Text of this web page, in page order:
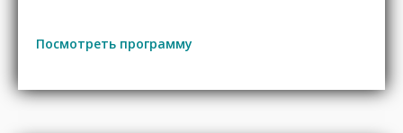
Посмотреть программу